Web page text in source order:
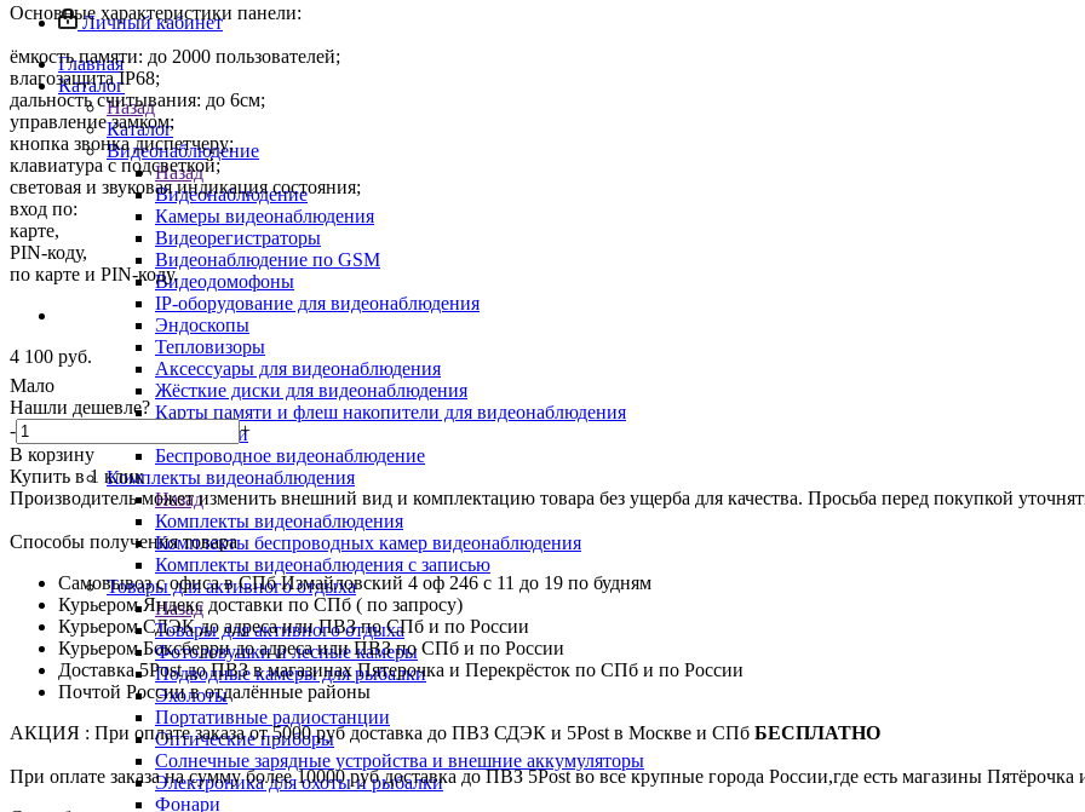
Личный кабинет
Главная
Каталог
Назад
Каталог
Видеонаблюдение
Назад
Видеонаблюдение
Камеры видеонаблюдения
Видеорегистраторы
Видеонаблюдение по GSM
Видеодомофоны
IP-оборудование для видеонаблюдения
Эндоскопы
Тепловизоры
Аксессуары для видеонаблюдения
Жёсткие диски для видеонаблюдения
Карты памяти и флеш накопители для видеонаблюдения
Видеоняни
Беспроводное видеонаблюдение
Комплекты видеонаблюдения
Назад
Комплекты видеонаблюдения
Комплекты беспроводных камер видеонаблюдения
Комплекты видеонаблюдения с записью
Товары для активного отдыха
Назад
Товары для активного отдыха
Фотоловушки и лесные камеры
Подводные камеры для рыбалки
Эхолоты
Портативные радиостанции
Оптические приборы
Солнечные зарядные устройства и внешние аккумуляторы
Электроника для охоты и рыбалки
Фонари
Основные характеристики панели:
ёмкость памяти: до 2000 пользователей;
влагозащита IP68;
дальность считывания: до 6см;
управление замком;
кнопка звонка диспетчеру;
клавиатура с подсветкой;
световая и звуковая индикация состояния;
вход по:
карте,
PIN-коду,
по карте и PIN-коду.
4 100 руб.
Мало
Нашли дешевле?
-
+
В корзину
Купить в 1 клик
Производитель может изменить внешний вид и комплектацию товара без ущерба для качества. Просьба перед покупкой
Способы получения товара
Самовывоз с офиса в СПб Измайловский 4 оф 246 с 11 до 19 по будням
Курьером Яндекс доставки по СПб ( по запросу)
Курьером СДЭК до адреса или ПВЗ по СПб и по России
Курьером Боксберри до адреса или ПВЗ по СПб и по России
Доставка 5Post до ПВЗ в магазинах Пятерочка и Перекрёсток по СПб и по России
Почтой России в отдалённые районы
АКЦИЯ : При оплате заказа от 5000 руб доставка до ПВЗ СДЭК и 5Post в Москве и СПб БЕСПЛАТНО
При оплате заказа на сумму более 10000 руб доставка до ПВЗ 5Post во все крупные города России,где есть магазины Пятёрочка